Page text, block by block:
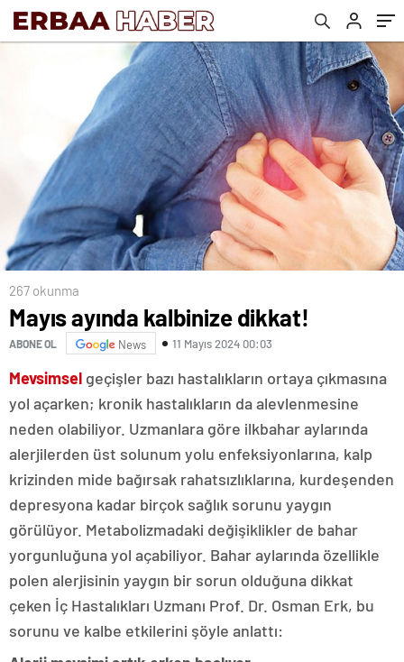
267 okunma
Mayıs ayında kalbinize dikkat!
ABONE OL News 11 Mayıs 2024 00:03
Mevsimsel geçişler bazı hastalıkların ortaya çıkmasına
yol açarken; kronik hastalıkların da alevlenmesine
neden olabiliyor. Uzmanlara göre ilkbahar aylarında
alerjilerden üst solunum yolu enfeksiyonlarına, kalp
krizinden mide bağırsak rahatsızlıklarına, kurdeşenden
depresyona kadar birçok sağlık sorunu yaygın
görülüyor. Metabolizmadaki değişiklikler de bahar
yorgunluğuna yol açabiliyor. Bahar aylarında özellikle
polen alerjisinin yaygın bir sorun olduğuna dikkat
çeken İç Hastalıkları Uzmanı Prof. Dr. Osman Erk, bu
sorunu ve kalbe etkilerini şöyle anlattı: